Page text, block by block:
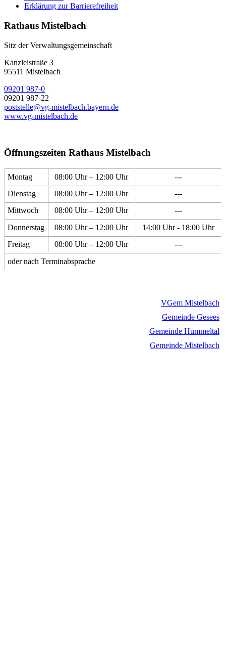
Erklärung zur Barrierefreiheit
Rathaus Mistelbach
Sitz der Verwaltungsgemeinschaft
Kanzleistraße 3
95511 Mistelbach
09201 987-0
09201 987-22
poststelle@vg-mistelbach.bayern.de
www.vg-mistelbach.de
Öffnungszeiten Rathaus Mistelbach
Montag 08:00 Uhr – 12:00 Uhr
---
Dienstag
08:00 Uhr – 12:00 Uhr
---
Mittwoch
08:00 Uhr – 12:00 Uhr
---
Donnerstag
08:00 Uhr – 12:00 Uhr
14:00 Uhr - 18:00 Uhr
Freitag
08:00 Uhr – 12:00 Uhr
---
oder nach Terminabsprache
VGem Mistelbach
Gemeinde Gesees
Gemeinde Hummeltal
Gemeinde Mistelbach